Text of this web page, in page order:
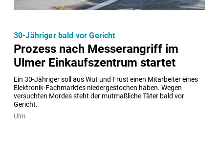
Prozess nach Messerangriff im
Ulmer Einkaufszentrum startet
Ein 30-Jähriger soll aus Wut und Frust einen Mitarbeiter eines
Elektronik-Fachmarktes niedergestochen haben. Wegen
versuchten Mordes steht der mutmaßliche Täter bald vor
Gericht.
30-Jähriger bald vor Gericht
Ulm